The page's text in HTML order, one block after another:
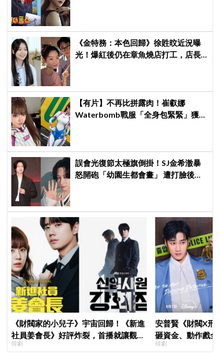
《金特務：本色回歸》徐貹旼近況曝
光！爆紅後仍在章魚燒店打工，店長
【有片】不再比拼露肉！崔叡娜
Waterbomb戰服「全身包緊緊」獲好
誤會光復節太極旗倒掛！SJ金希澈暴
怒開砲「幼園生都會畫」 遭打臉後火
《財閥家的小兒子》宇宙回歸！《新進
社員姜會長》好評炸裂，首播就讓觀眾
多巴胺爆表
韓劇
安普賢《財閥X刑
砸資金、動作戲
超越第一季
韓劇